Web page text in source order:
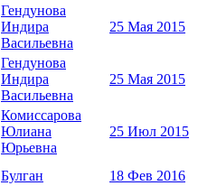
Гендунова
Индира
Васильевна
25 Мая 2015
Гендунова
Индира
Васильевна
25 Мая 2015
Комиссарова
Юлиана
Юрьевна
25 Июл 2015
Булган 18 Фев 2016